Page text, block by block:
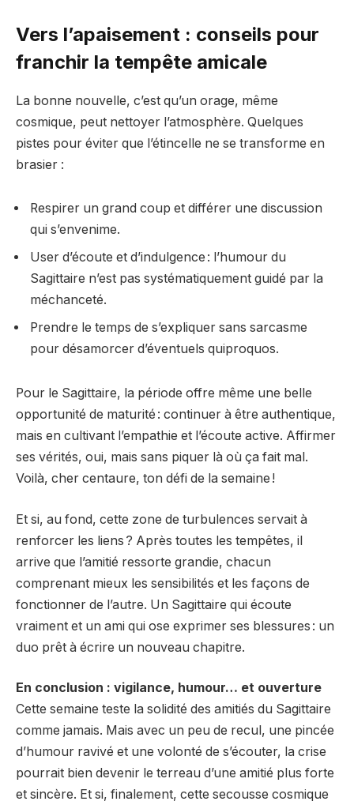
Vers l’apaisement : conseils pour
franchir la tempête amicale
La bonne nouvelle, c’est qu’un orage, même
cosmique, peut nettoyer l’atmosphère. Quelques
pistes pour éviter que l’étincelle ne se transforme en
brasier :
Respirer un grand coup et différer une discussion
qui s’envenime.
User d’écoute et d’indulgence : l’humour du
Sagittaire n’est pas systématiquement guidé par la
méchanceté.
Prendre le temps de s’expliquer sans sarcasme
pour désamorcer d’éventuels quiproquos.
Pour le Sagittaire, la période offre même une belle
opportunité de maturité : continuer à être authentique,
mais en cultivant l’empathie et l’écoute active. Affirmer
ses vérités, oui, mais sans piquer là où ça fait mal.
Voilà, cher centaure, ton défi de la semaine !
Et si, au fond, cette zone de turbulences servait à
renforcer les liens ? Après toutes les tempêtes, il
arrive que l’amitié ressorte grandie, chacun
comprenant mieux les sensibilités et les façons de
fonctionner de l’autre. Un Sagittaire qui écoute
vraiment et un ami qui ose exprimer ses blessures : un
duo prêt à écrire un nouveau chapitre.
En conclusion : vigilance, humour… et ouverture
Cette semaine teste la solidité des amitiés du Sagittaire
comme jamais. Mais avec un peu de recul, une pincée
d’humour ravivé et une volonté de s’écouter, la crise
pourrait bien devenir le terreau d’une amitié plus forte
et sincère. Et si, finalement, cette secousse cosmique